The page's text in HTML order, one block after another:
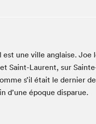
(12-18 ans)
à voix haute du Salon
une ville anglaise.
Saint-Lau­rent, sur
s’il était le dernier
d’une époque disparue.